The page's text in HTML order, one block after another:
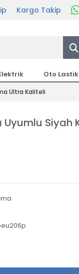
Kargo Takip
Oto Lastik
Ultra Kaliteli
Uyumlu